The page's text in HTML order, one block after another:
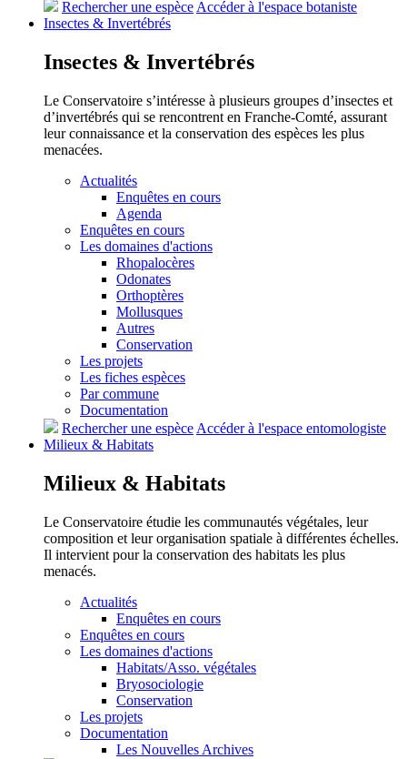
Rechercher une espèceAccéder à l'espace botaniste
Insectes & Invertébrés
Insectes & Invertébrés
Le Conservatoire s’intéresse à plusieurs groupes d’insectes et
d’invertébrés qui se rencontrent en Franche-Comté, assurant
leur connaissance et la conservation des espèces les plus
menacées.
Actualités
Enquêtes en cours
Agenda
Enquêtes en cours
Les domaines d'actions
Rhopalocères
Odonates
Orthoptères
Mollusques
Autres
Conservation
Les projets
Les fiches espèces
Par commune
Documentation
Rechercher une espèce Accéder à l'espace entomologiste
Milieux & Habitats
Milieux & Habitats
Le Conservatoire étudie les communautés végétales, leur
composition et leur organisation spatiale à différentes échelles.
Il intervient pour la conservation des habitats les plus
menacés.
Actualités
Enquêtes en cours
Enquêtes en cours
Les domaines d'actions
Habitats/Asso. végétales
Bryosociologie
Conservation
Les projets
Documentation
Les Nouvelles Archives